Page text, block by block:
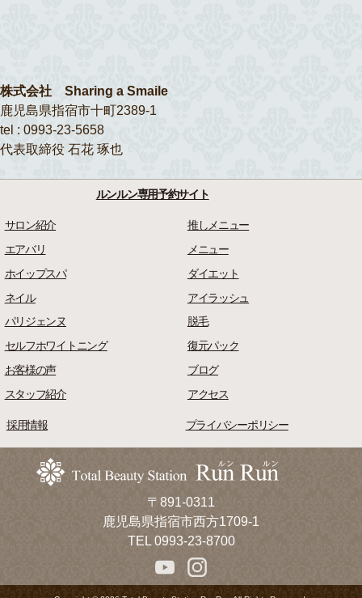
株式会社 Sharing a Smaile
鹿児島県指宿市十町2389-1
tel : 0993-23-5658
代表取締役 石花 琢也
ルンルン専用予約サイト
サロン紹介
推しメニュー
エアバリ
メニュー
ホイップスパ
ダイエット
ネイル
アイラッシュ
パリジェンヌ
脱毛
セルフホワイトニング
復元パック
お客様の声
ブログ
スタッフ紹介
アクセス
採用情報 プライバシーポリシー
〒891-0311
鹿児島県指宿市西方1709-1
TEL 0993-23-8700